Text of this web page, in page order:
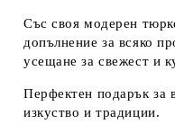
Със своя модерен
допълнение за всяко
усещане за свежест и
Перфектен подарък за
изкуство и традиции.